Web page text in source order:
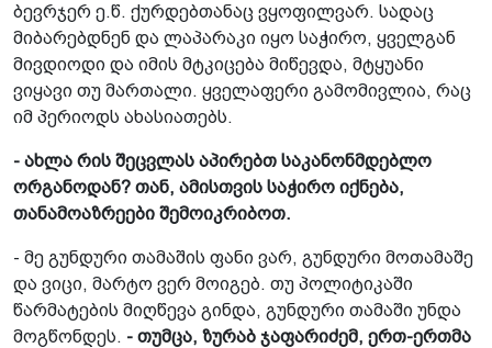
ბევრჯერ ე.წ. ქურდებთანაც ვყოფილვარ. სადაც
მიბარებდნენ და ლაპარაკი იყო საჭირო, ყველგან
მივდიოდი და იმის მტკიცება მიწევდა, მტყუანი
ვიყავი თუ მართალი. ყველაფერი გამომივლია, რაც
იმ პერიოდს ახასიათებს.
- ახლა რის შეცვლას აპირებთ საკანონმდებლო
ორგანოდან? თან, ამისთვის საჭირო იქნება,
თანამოაზრეები შემოიკრიბოთ.
- მე გუნდური თამაშის ფანი ვარ, გუნდური მოთამაშე
და ვიცი, მარტო ვერ მოიგებ. თუ პოლიტიკაში
წარმატების მიღწევა გინდა, გუნდური თამაში უნდა
მოგწონდეს. - თუმცა, ზურაბ ჯაფარიძემ, ერთ-ერთმა